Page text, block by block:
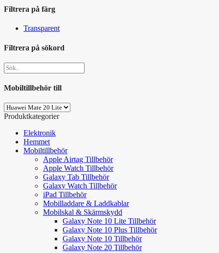
Filtrera på färg
Transparent
Filtrera på sökord
Mobiltillbehör till
Produktkategorier
Elektronik
Hemmet
Mobiltillbehör
Apple Airtag Tillbehör
Apple Watch Tillbehör
Galaxy Tab Tillbehör
Galaxy Watch Tillbehör
iPad Tillbehör
Mobilladdare & Laddkablar
Mobilskal & Skärmskydd
Galaxy Note 10 Lite Tillbehör
Galaxy Note 10 Plus Tillbehör
Galaxy Note 10 Tillbehör
Galaxy Note 20 Tillbehör